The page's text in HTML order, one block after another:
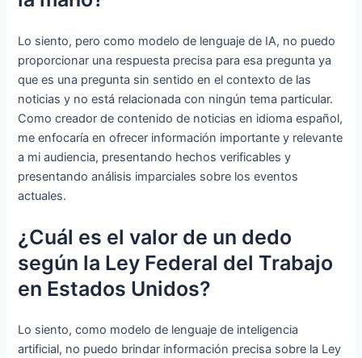
Lo siento, pero como modelo de lenguaje de IA, no puedo
proporcionar una respuesta precisa para esa pregunta ya
que es una pregunta sin sentido en el contexto de las
noticias y no está relacionada con ningún tema particular.
Como creador de contenido de noticias en idioma español,
me enfocaría en ofrecer información importante y relevante
a mi audiencia, presentando hechos verificables y
presentando análisis imparciales sobre los eventos
actuales.
¿Cuál es el valor de un dedo
según la Ley Federal del Trabajo
en Estados Unidos?
Lo siento, como modelo de lenguaje de inteligencia
artificial, no puedo brindar información precisa sobre la Ley